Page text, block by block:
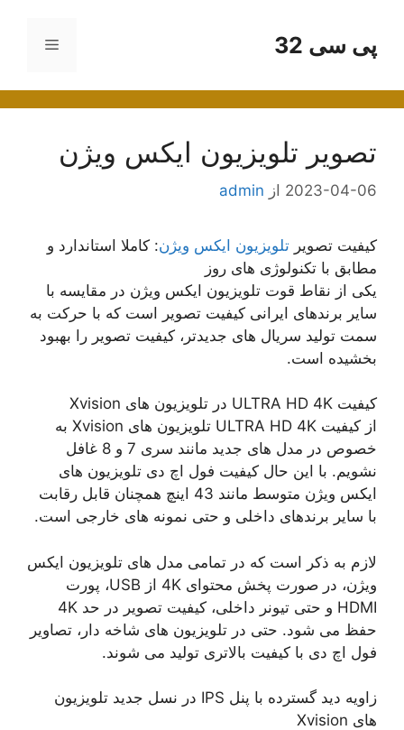
محتواپی سی 32 فهرست
تصویر تلویزیون ایکس ویژن
2023-04-06 از admin
کیفیت تصویر تلویزیون ایکس ویژن: کاملا استاندارد و
مطابق با تکنولوژی های روز
یکی از نقاط قوت تلویزیون ایکس ویژن در مقایسه با
سایر برندهای ایرانی کیفیت تصویر است که با حرکت به
سمت تولید سریال های جدیدتر، کیفیت تصویر را بهبود
بخشیده است.
کیفیت ULTRA HD 4K در تلویزیون های Xvision
از کیفیت ULTRA HD 4K تلویزیون های Xvision به
خصوص در مدل های جدید مانند سری 7 و 8 غافل
نشویم. با این حال کیفیت فول اچ دی تلویزیون های
ایکس ویژن متوسط ​​مانند 43 اینچ همچنان قابل رقابت
با سایر برندهای داخلی و حتی نمونه های خارجی است.
لازم به ذکر است که در تمامی مدل های تلویزیون ایکس
ویژن، در صورت پخش محتوای 4K از USB، پورت
HDMI و حتی تیونر داخلی، کیفیت تصویر در حد 4K
حفظ می شود. حتی در تلویزیون های شاخه دار، تصاویر
فول اچ دی با کیفیت بالاتری تولید می شوند.
زاویه دید گسترده با پنل IPS در نسل جدید تلویزیون
های Xvision